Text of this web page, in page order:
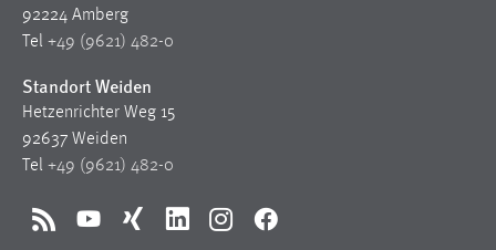
92224 Amberg
Tel +49 (9621) 482-0
Standort Weiden
Hetzenrichter Weg 15
92637 Weiden
Tel +49 (9621) 482-0
RSS YouTubeXing LinkedInInstagramFacebook